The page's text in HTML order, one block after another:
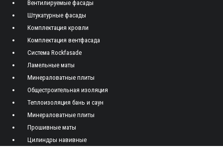
Вентилируемые фасады
Штукатурные фасады
Комплектация кровли
Комплектация вентфасада
Система Rockfasade
Ламельные маты
Минераловатные плиты
Общестроительная изоляция
Теплоизоляция бань и саун
Минераловатные плиты
Прошивные маты
Цилиндры навивные